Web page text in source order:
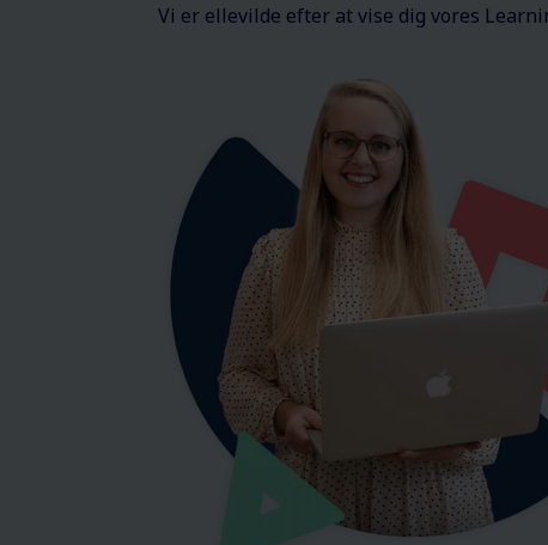
Vi er ellevilde efter at vise dig vores